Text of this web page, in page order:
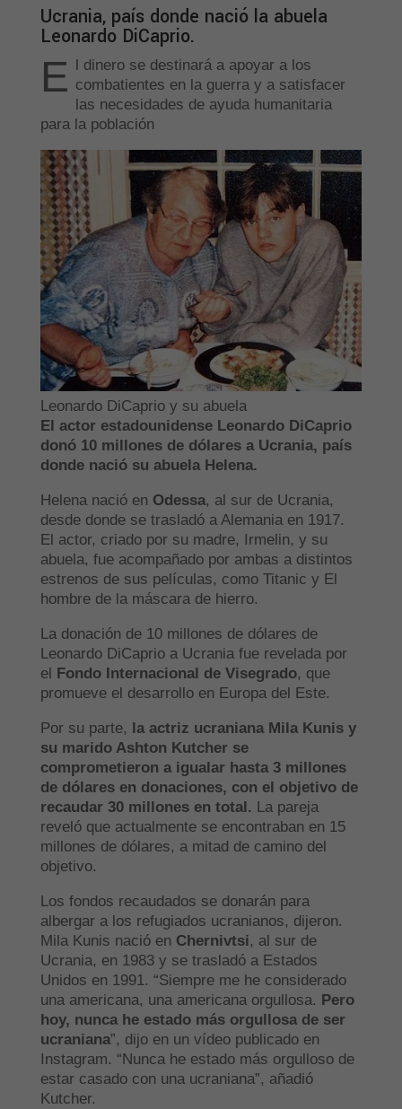
Ucrania, país donde nació la abuela
Leonardo DiCaprio.
E
l dinero se destinará a apoyar a los
combatientes en la guerra y a satisfacer
las necesidades de ayuda humanitaria
para la población
Leonardo DiCaprio y su abuela
El actor estadounidense Leonardo DiCaprio
donó 10 millones de dólares a Ucrania, país
donde nació su abuela Helena.
Helena nació en Odessa, al sur de Ucrania,
desde donde se trasladó a Alemania en 1917.
El actor, criado por su madre, Irmelin, y su
abuela, fue acompañado por ambas a distintos
estrenos de sus películas, como Titanic y El
hombre de la máscara de hierro.
La donación de 10 millones de dólares de
Leonardo DiCaprio a Ucrania fue revelada por
el
Fondo Internacional de Visegrado, que
promueve el desarrollo en Europa del Este.
Por su parte,
la actriz ucraniana Mila Kunis y
su marido Ashton Kutcher se
comprometieron a igualar hasta 3 millones
de dólares en donaciones, con el objetivo de
recaudar 30 millones en total. La pareja
reveló que actualmente se encontraban en 15
millones de dólares, a mitad de camino del
objetivo.
Los fondos recaudados se donarán para
albergar a los refugiados ucranianos, dijeron.
Mila Kunis nació en Chernivtsi, al sur de
Ucrania, en 1983 y se trasladó a Estados
Unidos en 1991. “Siempre me he considerado
una americana, una americana orgullosa. Pero
hoy, nunca he estado más orgullosa de ser
ucraniana”, dijo en un vídeo publicado en
Instagram. “Nunca he estado más orgulloso de
estar casado con una ucraniana”, añadió
Kutcher.